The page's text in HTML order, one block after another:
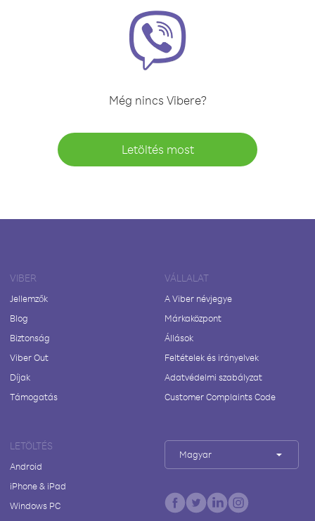
Még nincs Vibere?
Letöltés most
VIBER
Jellemzők
Blog
Biztonság
Viber Out
Díjak
Támogatás
VÁLLALAT
A Viber névjegye
Márkaközpont
Állások
Feltételek és irányelvek
Adatvédelmi szabályzat
Customer Complaints Code
LETÖLTÉS
Android
iPhone & iPad
Windows PC
Magyar